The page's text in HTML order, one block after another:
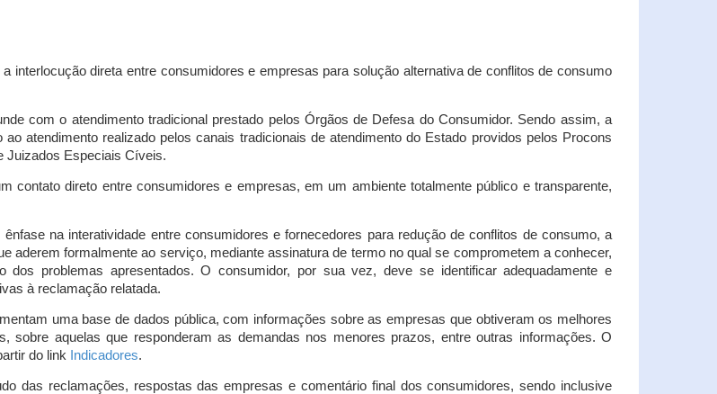
interlocução direta entre consumidores e empresas para solução alternativa de conflitos de consumo
com o atendimento tradicional prestado pelos Órgãos de Defesa do Consumidor. Sendo assim, a
atendimento realizado pelos canais tradicionais de atendimento do Estado providos pelos Procons
Juizados Especiais Cíveis.
contato direto entre consumidores e empresas, em um ambiente totalmente público e transparente,
na interatividade entre consumidores e fornecedores para redução de conflitos de consumo, a
aderem formalmente ao serviço, mediante assinatura de termo no qual se comprometem a conhecer,
problemas apresentados. O consumidor, por sua vez, deve se identificar adequadamente e
à reclamação relatada.
uma base de dados pública, com informações sobre as empresas que obtiveram os melhores
sobre aquelas que responderam as demandas nos menores prazos, entre outras informações. O
do link
Indicadores.
das reclamações, respostas das empresas e comentário final dos consumidores, sendo inclusive